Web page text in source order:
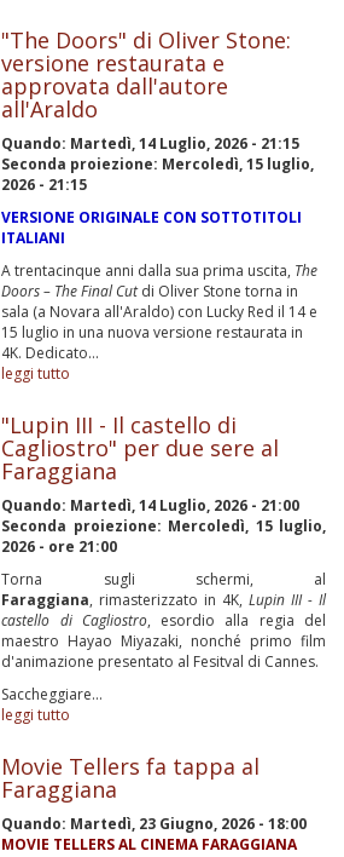
"The Doors" di Oliver Stone:
versione restaurata e
approvata dall'autore
all'Araldo
Quando: Martedì, 14 Luglio, 2026 - 21:15
Seconda proiezione: Mercoledì, 15 luglio,
2026 - 21:15
VERSIONE ORIGINALE CON SOTTOTITOLI
ITALIANI
A trentacinque anni dalla sua prima uscita, The
Doors – The Final Cutdi Oliver Stone torna in
sala (a Novara all'Araldo) con Lucky Red il 14 e
15 luglio in una nuova versione restaurata in
4K. Dedicato...
leggi tutto
"Lupin III - Il castello di
Cagliostro" per due sere al
Faraggiana
Quando: Martedì, 14 Luglio, 2026 - 21:00
Seconda proiezione: Mercoledì, 15 luglio,
2026 - ore 21:00
Torna sugli schermi, al
Faraggiana, rimasterizzato in 4K,Lupin III - Il
castello di Cagliostro, esordio alla regia del
maestro Hayao Miyazaki, nonché primo film
d'animazione presentato al Fesitval di Cannes.
Saccheggiare...
leggi tutto
Movie Tellers fa tappa al
Faraggiana
Quando: Martedì, 23 Giugno, 2026 - 18:00
MOVIE TELLERS AL CINEMA FARAGGIANA